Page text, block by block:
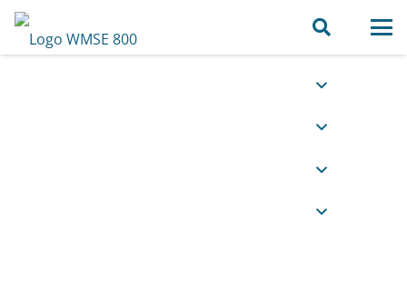
am 26.08.2026 von 09.00 bis 15.00 Uhr statt